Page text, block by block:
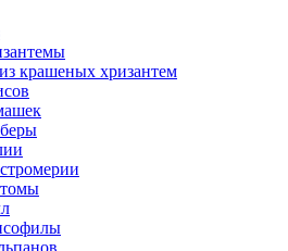
крашеных хризантем